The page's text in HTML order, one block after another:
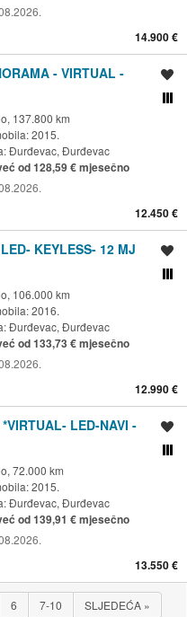
14.900 €
- VIRTUAL -
137.800 km
2015.
Đurđevac, Đurđevac
od 128,59 € mjesečno
12.450 €
KEYLESS- 12 MJ
106.000 km
2016.
Đurđevac, Đurđevac
od 133,73 € mjesečno
12.990 €
LED-NAVI -
72.000 km
2015.
Đurđevac, Đurđevac
od 139,91 € mjesečno
13.550 €
6 7-10 SLJEDEĆA »